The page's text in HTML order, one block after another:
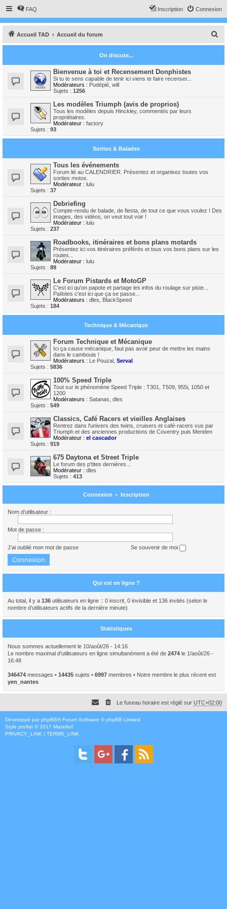
FAQ Connexion
Inscription
Accueil TAD Accueil du forum
e
On discute...
Bienvenue à toi et Recensement Donphistes
Si tu te sens capable de tenir ici viens te faire recenser...
Modérateurs : Pudépié will
Sujets : 1256
Les modèles Triumph (avis de proprios)
Tous les modèles depuis Hinckley, commentés par leurs
propriétaires.
Modérateur : factory
Sujets : 93
Sorties & Balades
Tous les événements
Forum lié au CALENDRIER. Présentez et organisez toutes vos
sorties motos.
Modérateur : lulu
Sujets : 37
Debriefing
Compte-rendu de balade, de fiesta, de tout ce que vous voulez ! Des
images, des vidéos, on veut tout voir !
Modérateur : lulu
Sujets : 237
Roadbooks, itinéraires et bons plans motards
Présentez ici vos itinéraires préférés et tous vos bons plans sur les
routes...
Modérateur : lulu
Sujets : 89
Le Forum Pistards et MotoGP
C'est ici qu'on papote et partage les infos du roulage sur piste...
Païlotes c'est ici que ça se passe...
Modérateurs : dles
BlackSpeed
Sujets : 184
Technique & Mécanique
Forum Technique et Mécanique
Ici ça cause mécanique, faut pas avoir peur de mettre les mains
dans le cambouis !
Modérateurs : Le Pouzal Serval
Sujets : 5836
100% Speed Triple
Tout sur le phénomène Speed Triple : T301, T509, 955i, 1050 et
1200
Modérateurs : Satanas dles
Sujets : 549
Classics, Café Racers et vieilles Anglaises
Rentrez dans l'univers des twins, cruisers et café-racers vus par
Triumph et des anciennes productions de Coventry puis Meriden
Modérateur : el cascador
Sujets : 919
675 Daytona et Street Triple
Le forum des p'tites dernières...
Modérateur : dles
Sujets : 413
Connexion • Inscription
Nom d’utilisateur :
Mot de passe :
J’ai oublié mon mot de passe Se souvenir de moi
Qui est en ligne ?
Au total, il y a 136 utilisateurs en ligne :: 0 inscrit, 0 invisible et 136 invités (selon le
nombre d’utilisateurs actifs de la dernière minute)
Statistiques
Nous sommes actuellement le 10/août/26 - 14:16
Le nombre maximal d’utilisateurs en ligne simultanément a été de 2474 le 1/août/26 -
16:48
346474 messages • 14435 sujets • 6997 membres • Notre membre le plus récent est
yen_nantes
Le fuseau horaire est réglé sur UTC+02:00
Développé par phpBB® Forum Software © phpBB Limited
Style proflat © 2017 Mazeltof
PRIVACY_LINK | TERMS_LINK